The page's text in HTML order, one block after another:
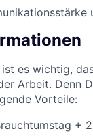
ist es wichtig,
Arbeit. Denn
Vorteile:
+